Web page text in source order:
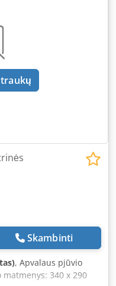
120 x 120 / 160 x 80
flat) 115 / 100 x
Disko diametras (Ø
daugiau
Skambinti
, Apvalaus pjūvio
340 x 290